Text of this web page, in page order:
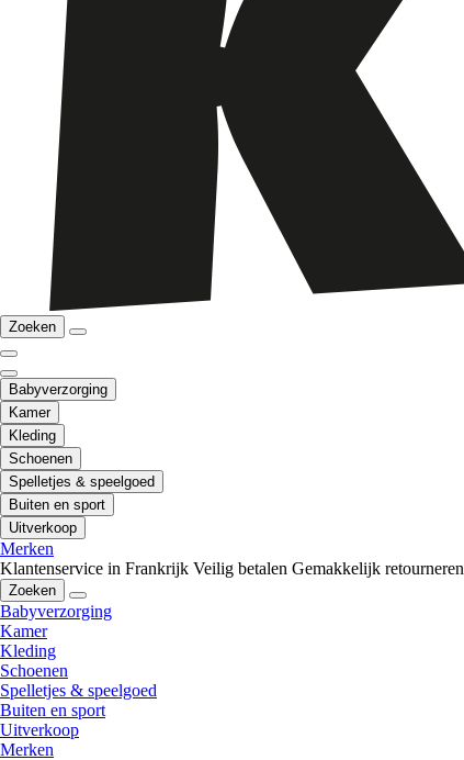
Zoeken
Babyverzorging
Kamer
Kleding
Schoenen
Spelletjes & speelgoed
Buiten en sport
Uitverkoop
Merken
Klantenservice in Frankrijk Veilig betalen Gemakkelijk retourneren
Zoeken
Babyverzorging
Kamer
Kleding
Schoenen
Spelletjes & speelgoed
Buiten en sport
Uitverkoop
Merken